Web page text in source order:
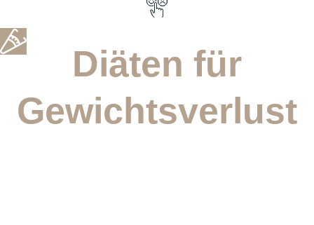
Diäten für
Gewichtsverlust